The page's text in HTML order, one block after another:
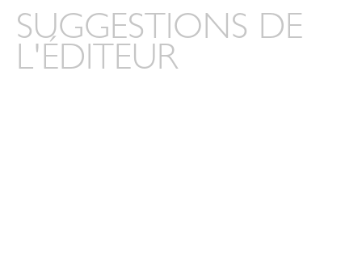
SUGGESTIONS DE
L'ÉDITEUR